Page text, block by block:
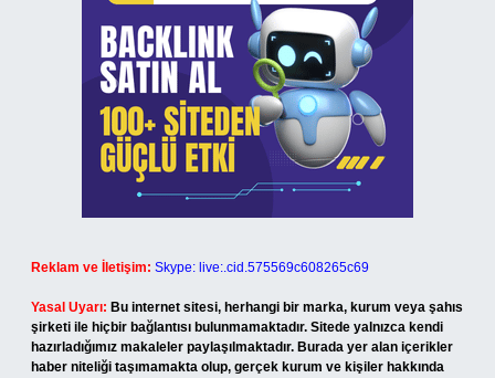
Reklam ve İletişim: Skype: live:.cid.575569c608265c69
Yasal Uyarı: Bu internet sitesi, herhangi bir marka, kurum veya şahıs
şirketi ile hiçbir bağlantısı bulunmamaktadır. Sitede yalnızca kendi
hazırladığımız makaleler paylaşılmaktadır. Burada yer alan içerikler
haber niteliği taşımamakta olup, gerçek kurum ve kişiler hakkında